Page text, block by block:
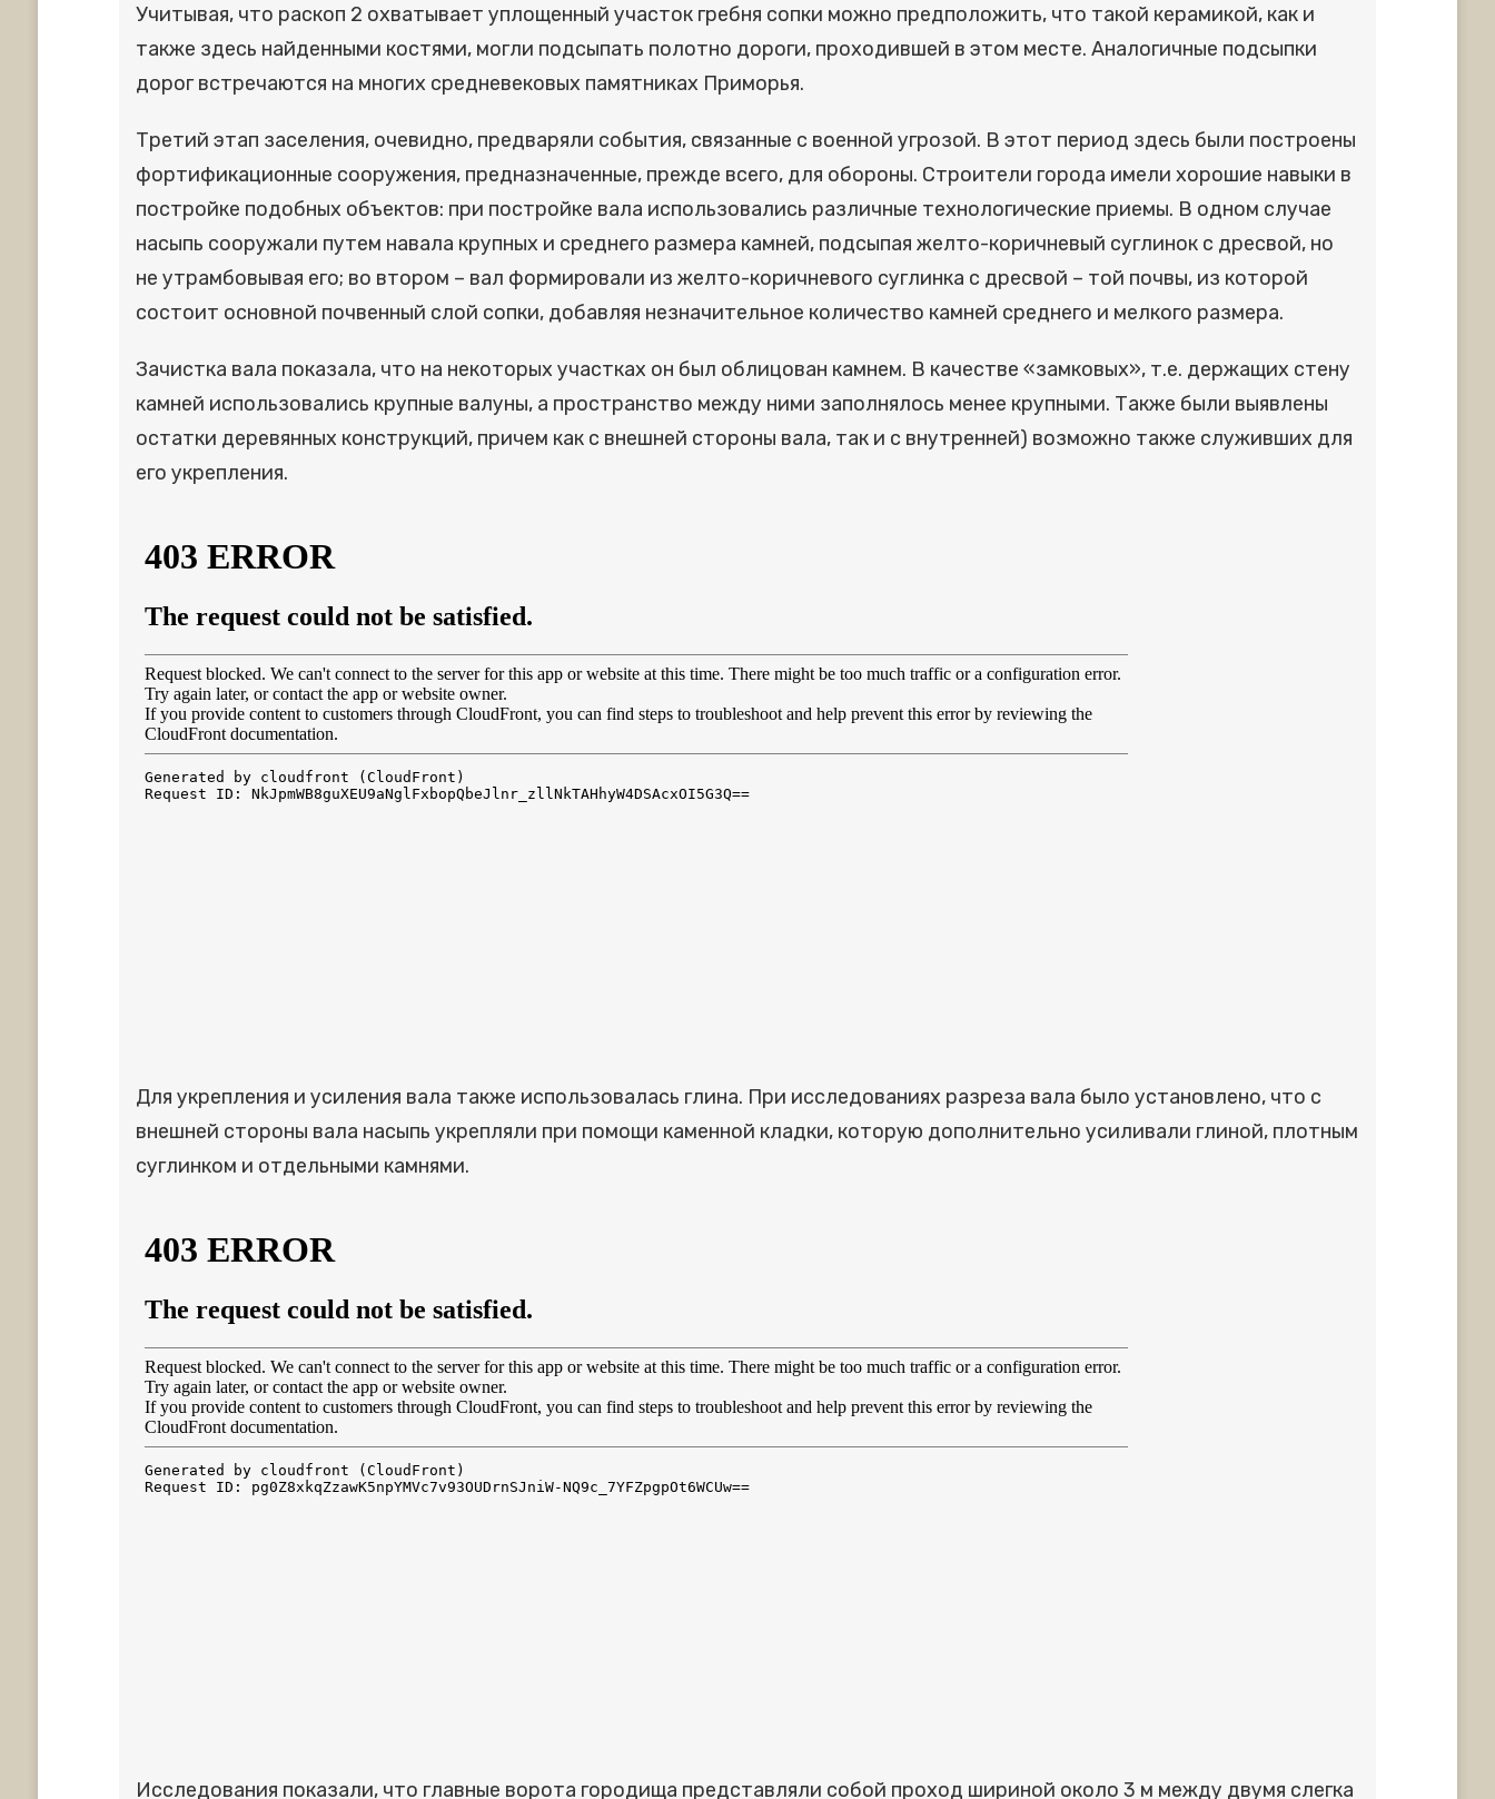
Учитывая, что раскоп 2 охватывает уплощенный участок гребня сопки можно предположить, что такой керамикой, как и
также здесь найденными костями, могли подсыпать полотно дороги, проходившей в этом месте. Аналогичные подсыпки
дорог встречаются на многих средневековых памятниках Приморья.
Третий этап заселения, очевидно, предваряли события, связанные с военной угрозой. В этот период здесь были построены
фортификационные сооружения, предназначенные, прежде всего, для обороны. Строители города имели хорошие навыки в
постройке подобных объектов: при постройке вала использовались различные технологические приемы. В одном случае
насыпь сооружали путем навала крупных и среднего размера камней, подсыпая желто-коричневый суглинок с дресвой, но
не утрамбовывая его; во втором – вал формировали из желто-коричневого суглинка с дресвой – той почвы, из которой
состоит основной почвенный слой сопки, добавляя незначительное количество камней среднего и мелкого размера.
Зачистка вала показала, что на некоторых участках он был облицован камнем. В качестве «замковых», т.е. держащих стену
камней использовались крупные валуны, а пространство между ними заполнялось менее крупными. Также были выявлены
остатки деревянных конструкций, причем как с внешней стороны вала, так и с внутренней) возможно также служивших для
его укрепления.
Для укрепления и усиления вала также использовалась глина. При исследованиях разреза вала было установлено, что с
внешней стороны вала насыпь укрепляли при помощи каменной кладки, которую дополнительно усиливали глиной, плотным
суглинком и отдельными камнями.
Исследования показали, что главные ворота городища представляли собой проход шириной около 3 м между двумя слегка